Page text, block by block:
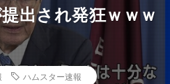
出され発狂ｗｗｗ
ハムスター速報